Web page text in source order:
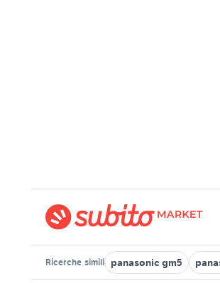
Ricerche simili panasonic gm5